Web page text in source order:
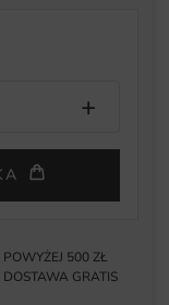
POWYŻEJ 500 ZŁ
DOSTAWA GRATIS